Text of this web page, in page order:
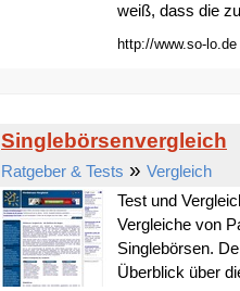
weiß, dass die
http://www.so-lo.de
Singlebörsenvergleich
Ratgeber & Tests » Vergleich
Test und
Vergleiche von
Singlebörsen.
Überblick über